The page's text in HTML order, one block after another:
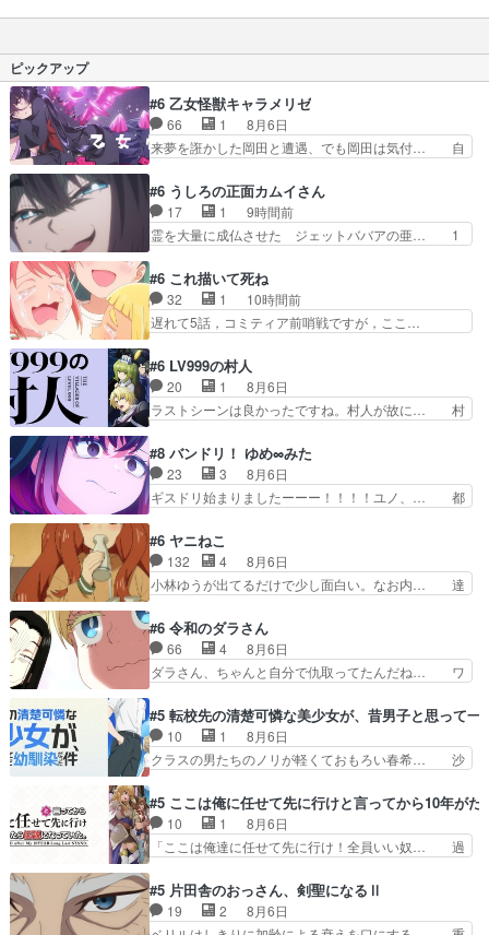
は全体的にうまそうだったな。干し大根… そして
春アニメ終わる時期なので感想とか… すずめちゃ
ないのですが、最終話まで音響… 12食目餃子／
干し大根／袋麺／年越しそば… 俺もスズメとリコ
ッタちゃんと一緒に餃子包… もうすぐ一年経とう
としてるけどもうすぐイ…
ピックアップ
#6 乙女怪獣キャラメリゼ
66 1
8月6日
来夢を誑かした岡田と遭遇、でも岡田は気付… 自
なからのメイク道具が、らいりーさんを… らいり
ーの影響で理想に向けて努力する黒絵… コングと
ゴ〇ラの怪獣大決戦!?w黒絵の友… らいりーが己
のルッキズムと相対する話とし… らいりーさんが
の小河内ダムに来た黒絵た… ライリーが好きだっ
たクズ男ハルゴンが懲ら… メイクでちょっと勇気
出てる黒絵ちゃん可愛…
#6 うしろの正面カムイさん
17 1
9時間前
霊を大量に成仏させた ジェットババアの亜… 1
は交通悪霊の除霊ツアー。Aパはいつも… 前半の
霊カモみたいになってるよねwジェッ… 今回はい
つもと違って霊が大人しいなと思っ… 最後にカム
イさんを怪異と見間違え叫んでお… 交通系悪霊除
付けない2つのエピソードに… カムイとドライブ
に出かけたシヅカは、ズブ… 15分アニメで計14
体の最多成仏回ジェッ…
#6 これ描いて死ね
32 1
10時間前
遅れて5話，コミティア前哨戦ですが，ここ…
京で開かれる即売会に行って自分たちの本… 一冊
売る事の苦労と喜びを知る手島先生がず… 10年
でえらい老けはったねー編集さん。同… 自分の妄
想を買ってくれる人がいるというも… 初めて自分
れた喜びように貰い泣き。隣の… コミティア開幕
前でひちしきり受ける^^先… 「SEDESUのコミ
Po!日記」#496…
#6 LV999の村人
20 1
8月6日
ラストシーンは良かったですね。村人が故に… 村
スと10年後に結婚の約束をした鏡ずっ… カジノ
スタッフ募集するも集まらない更に追… 王命でク
ルルの監視をすることになったデビ… 最強の村
人・鏡との出会いで少しは変わった… やはり何か
への恨みは根深そうやね姫を舐… 新キャラが登場
早々変態扱いされてる件。タ… まだまだお元気そ
うなお声で……不意打ち過…
#8 バンドリ！ ゆめ∞みた
23 3
8月6日
ギスドリ始まりましたーーー！！！！ユノ、… 都
復を見守っていかないと、ですね！！み… 開幕聞
き取りスタッフに定治いなかった？ま… ののちゃ
んのお手当てはお節介だったりする… ビオラの立
ち回り害悪すぎるお近づきの印が… ・律っちゃん
一難、律がビオラの呪縛から… 「私はあなたが嫌
いなんです」「バンドやめ… 何が起きているの
か！？次週、みゅーたいぷ…
#6 ヤニねこ
132 4
8月6日
小林ゆうが出てるだけで少し面白い。なお内… 達
マドンってなんなん！？人見知りっぽい… なんな
ら下ネタ0じゃなかったかこんな回が… 他のエピ
ソードに対してマイルドな回だった… 今回はだい
ぶある程度抑えてる？w感じな気… アルねこ、そ
ていたゴキブリ死んでるGP… アルねこ危険です
よね。健康的な面で··江… 酔い潰れ行き着いた江
ノ島で、朝日を眺めな…
#6 令和のダラさん
66 4
8月6日
ダラさん、ちゃんと自分で仇取ってたんだね… ワ
ットに憧れてビーム撃ちたいと…そうい… 余りに
も凄惨なダラさんの過去ダラさんの６… 過去編は
これで一区切りかなギャグも面白い… ガンガガン
♪薫がなんかしっかり歌ってロマ… 姉巫女の誤
日頃からガンガン言うてないで… このアニメはど
こに行くのだろう、面白すぎ… 姉のした事はただ
単に一族を絶滅させただけ…
#5 転校先の清楚可憐な美少女が、昔男子と思って一
10 1
8月6日
クラスの男たちのノリが軽くておもろい春希… 沙
もちゃんが透けブラしててびっくりして… レベル
のキャラが登場。相変わらず顔や体の… 隼人が春
希の級友を巻き込んだイジりに動じ… 第５話を
U-NEXTで視聴しました。視聴… ラブコメで天然
す隼人を見てなぜか不安に… 無理なダイエットは
禁物だけど、なかなか結… 「これからもお手入
#5 ここは俺に任せて先に行けと言ってから10年が
10 1
8月6日
「ここは俺達に任せて先に行け！全員いい奴… 過
鈴奈（@0suzuna0）が【マリー… 村ごと乗っ取
られてたら流石に気付かないか… 《漫画版少し読
んだことある》エリックとゴ… ロックは敵に容赦
#5 片田舎のおっさん、剣聖になるⅡ
19 2
8月6日